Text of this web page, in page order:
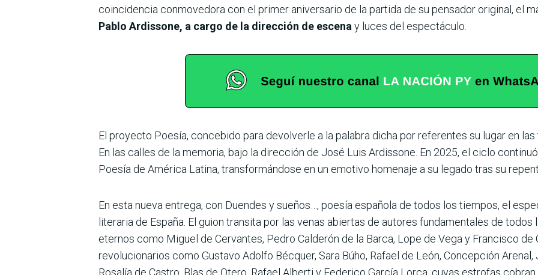
coincidencia conmovedora con el primer aniversario de la partida de su pensador original, el
Pablo Ardissone, a cargo de la dirección de escena y luces del espectáculo.
El proyecto Poesía, concebido para devolverle a la palabra dicha por referentes su lugar en
En las calles de la memoria, bajo la dirección de José Luis Ardissone. En 2025, el ciclo
Poesía de América Latina, transformándose en un emotivo homenaje a su legado tras su
En esta nueva entrega, con Duendes y sueños…, poesía española de todos los tiempos, el
literaria de España. El guion transita por las venas abiertas de autores fundamentales de
eternos como Miguel de Cervantes, Pedro Calderón de la Barca, Lope de Vega y Francisco de
revolucionarios como Gustavo Adolfo Bécquer, Sara Búho, Rafael de León, Concepción Arenal,
Rosalía de Castro, Blas de Otero, Rafael Alberti y Federico García Lorca, cuyas estrofas